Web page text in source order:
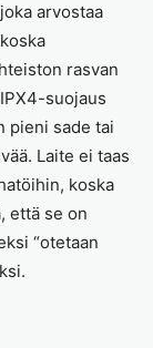
arvostaa
rasvan
suojaus
pieni sade tai
Laite ei taas
koska
että se on
“otetaan